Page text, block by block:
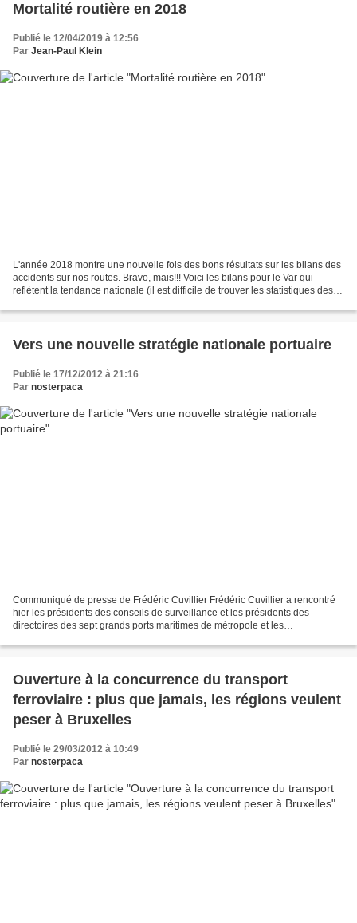
Mortalité routière en 2018
Publié le 12/04/2019 à 12:56
Par Jean-Paul Klein
L'année 2018 montre une nouvelle fois des bons résultats sur les bilans des
accidents sur nos routes. Bravo, mais!!! Voici les bilans pour le Var qui
reflètent la tendance nationale (il est difficile de trouver les statistiques des
Vers une nouvelle stratégie nationale portuaire
Publié le 17/12/2012 à 21:16
Par nosterpaca
Communiqué de presse de Frédéric Cuvillier Frédéric Cuvillier a rencontré
hier les présidents des conseils de surveillance et les présidents des
directoires des sept grands ports maritimes de métropole et les
Ouverture à la concurrence du transport
ferroviaire : plus que jamais, les régions veulent
peser à Bruxelles
Publié le 29/03/2012 à 10:49
Par nosterpaca